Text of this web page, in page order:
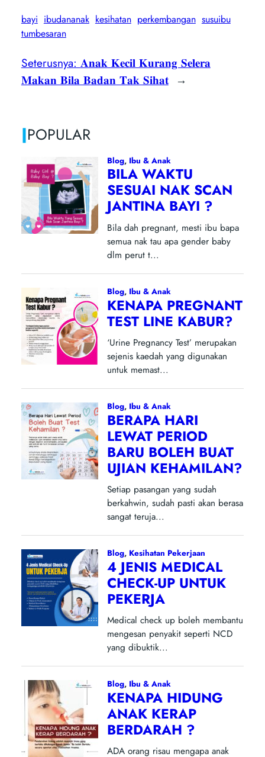
bayi ibudananak kesihatan perkembangan susuibu
tumbesaran
Seterusnya: 𝐀𝐧𝐚𝐤 𝐊𝐞𝐜𝐢𝐥 𝐊𝐮𝐫𝐚𝐧𝐠 𝐒𝐞𝐥𝐞𝐫𝐚
𝐌𝐚𝐤𝐚𝐧 𝐁𝐢𝐥𝐚 𝐁𝐚𝐝𝐚𝐧 𝐓𝐚𝐤 𝐒𝐢𝐡𝐚𝐭 →
|POPULAR